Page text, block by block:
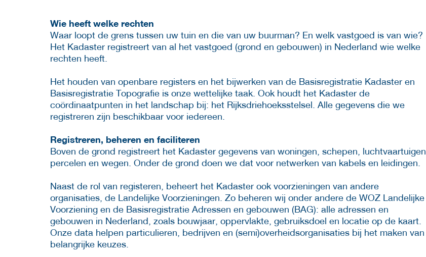
Wie heeft welke rechten
Waar loopt de grens tussen uw tuin en die van uw buurman? En welk vastgoed is van wie?
Het Kadaster registreert van al het vastgoed (grond en gebouwen) in Nederland wie welke
rechten heeft.
Het houden van openbare registers en het bijwerken van de Basisregistratie Kadaster en
Basisregistratie Topografie is onze wettelijke taak. Ook houdt het Kadaster de
coördinaatpunten in het landschap bij: het Rijksdriehoeksstelsel. Alle gegevens die we
registreren zijn beschikbaar voor iedereen.
Registreren, beheren en faciliteren
Boven de grond registreert het Kadaster gegevens van woningen, schepen, luchtvaartuigen,
percelen en wegen. Onder de grond doen we dat voor netwerken van kabels en leidingen.
Naast de rol van registeren, beheert het Kadaster ook voorzieningen van andere
organisaties, de Landelijke Voorzieningen. Zo beheren wij onder andere de WOZ Landelijke
Voorziening en de Basisregistratie Adressen en gebouwen (BAG): alle adressen en
gebouwen in Nederland, zoals bouwjaar, oppervlakte, gebruiksdoel en locatie op de kaart.
Onze data helpen particulieren, bedrijven en (semi)overheidsorganisaties bij het maken van
belangrijke keuzes.